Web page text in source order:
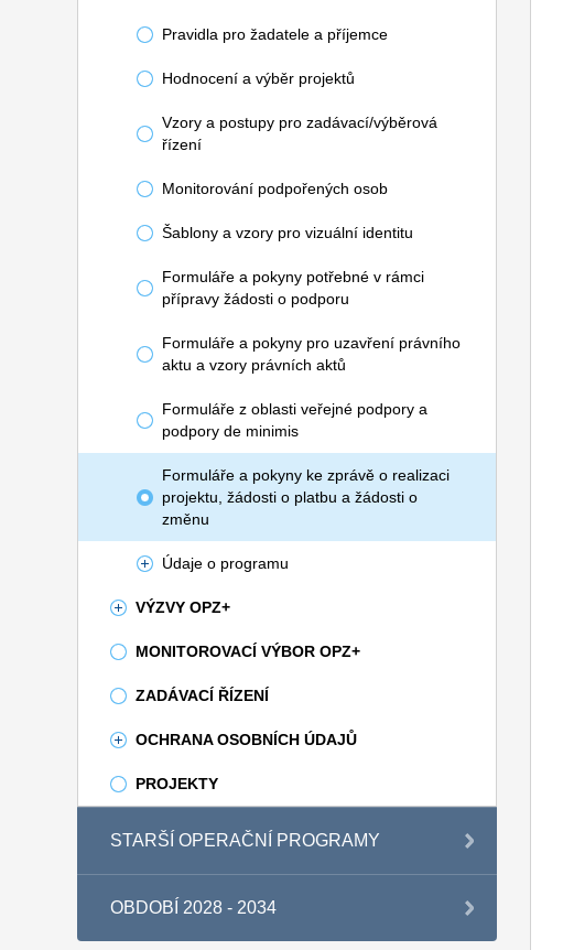
Pravidla pro žadatele a příjemce
Hodnocení a výběr projektů
Vzory a postupy pro zadávací/výběrová
řízení
Monitorování podpořených osob
Šablony a vzory pro vizuální identitu
Formuláře a pokyny potřebné v rámci
přípravy žádosti o podporu
Formuláře a pokyny pro uzavření právního
aktu a vzory právních aktů
Formuláře z oblasti veřejné podpory a
podpory de minimis
Formuláře a pokyny ke zprávě o realizaci
projektu, žádosti o platbu a žádosti o
změnu
Údaje o programu
VÝZVY OPZ+
MONITOROVACÍ VÝBOR OPZ+
ZADÁVACÍ ŘÍZENÍ
OCHRANA OSOBNÍCH ÚDAJŮ
PROJEKTY
STARŠÍ OPERAČNÍ PROGRAMY
OBDOBÍ 2028 - 2034